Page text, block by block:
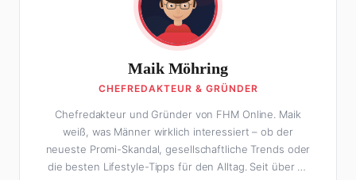
Maik Möhring
CHEFREDAKTEUR & GRÜNDER
Chefredakteur und Gründer von FHM Online. Maik
weiß, was Männer wirklich interessiert – ob der
neueste Promi-Skandal, gesellschaftliche Trends oder
die besten Lifestyle-Tipps für den Alltag. Seit über 10